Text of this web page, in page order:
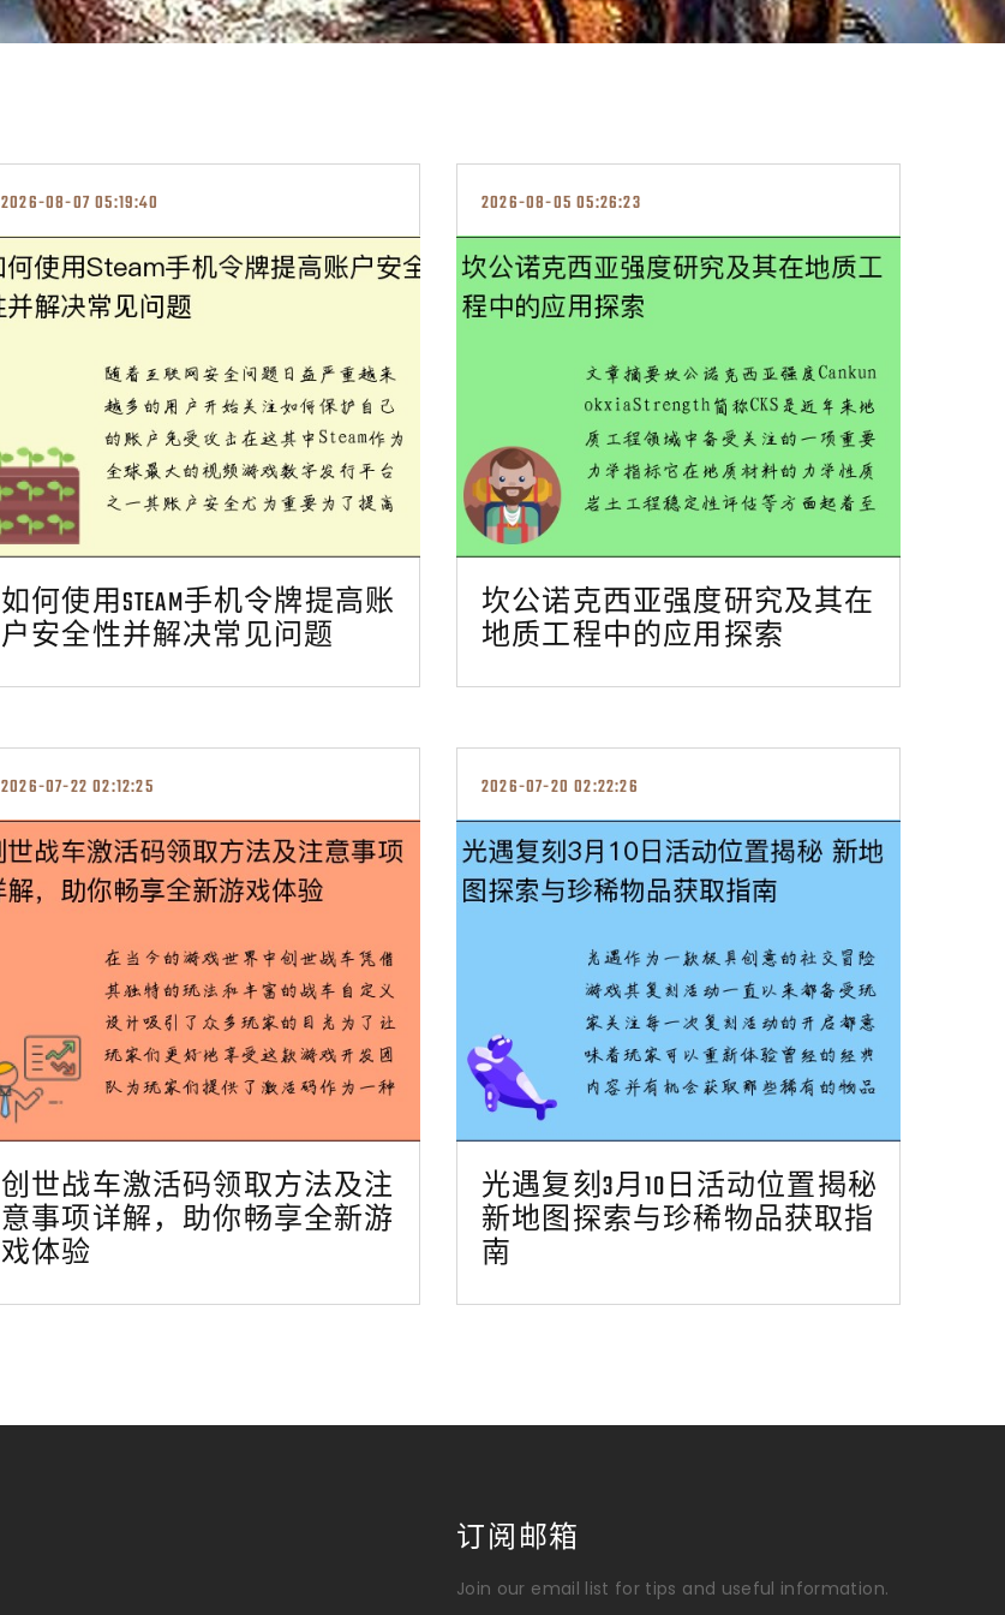
2026-08-07 05:19:40
如何使用STEAM手机令牌提高账
户安全性并解决常见问题
2026-08-05 05:26:23
坎公诺克西亚强度研究及其在
地质工程中的应用探索
2026-07-22 02:12:25
创世战车激活码领取方法及注
意事项详解，助你畅享全新游
戏体验
2026-07-20 02:22:26
光遇复刻3月10日活动位置揭秘
新地图探索与珍稀物品获取指
南
订阅邮箱
Join our email list for tips and useful information.